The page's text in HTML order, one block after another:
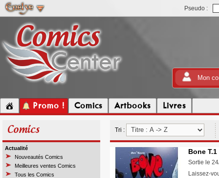
Pseudo :
Mon
Promo ! Comics Artbooks Livres
Comics
Actualité
Nouveautés Comics
Meilleures ventes Comics
Tous les Comics
Tri :
Bone T.1
Sortie le
Laissez-